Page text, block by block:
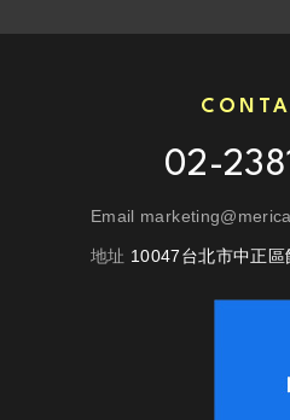
02-
Email
地址 10047台北市中正